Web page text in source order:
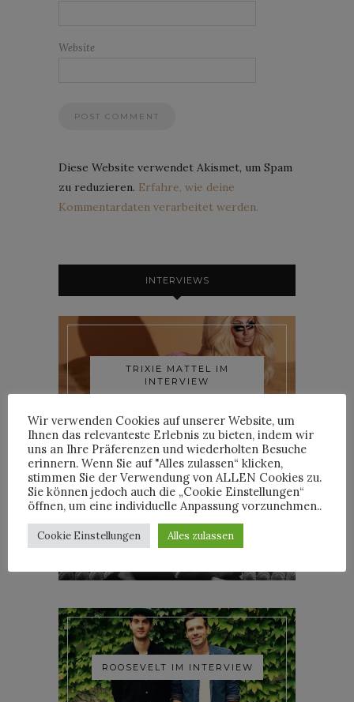
Website
Diese Website verwendet Akismet, um Spam
zu reduzieren. Erfahre, wie deine
Kommentardaten verarbeitet werden.
INTERVIEWS
TRIXIE MATTEL IM
INTERVIEW
YOANN LEMOINE AKA
WOODKID IM INTERVIEW
ROOSEVELT IM INTERVIEW
Wir verwenden Cookies auf unserer Website, um
Ihnen das relevanteste Erlebnis zu bieten, indem wir
uns an Ihre Präferenzen und wiederholten Besuche
erinnern. Wenn Sie auf "Alles zulassen“ klicken,
stimmen Sie der Verwendung von ALLEN Cookies zu.
Sie können jedoch auch die „Cookie Einstellungen“
öffnen, um eine individuelle Anpassung vorzunehmen..
Cookie Einstellungen Alles zulassen